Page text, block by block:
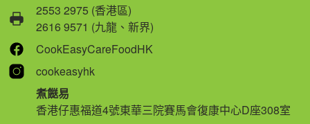
2553 2975 (香港區)
2616 9571 (九龍、新界)
CookEasyCareFoodHK
cookeasyhk
煮餸易
香港仔惠福道4號東華三院賽馬會復康中心D座308室